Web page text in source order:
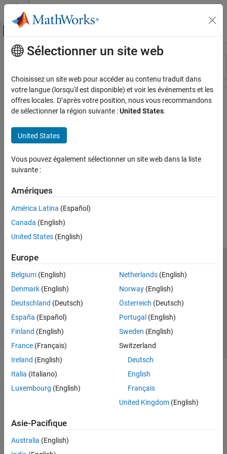
Passer au contenu
Activer/désactiver l'affichage du menu
Ressource
Contenu principal
Sélectionner un site web
Choisissez un site web pour accéder au contenu traduit dans
votre langue (lorsqu'il est disponible) et voir les événements et les
offres locales. D’après votre position, nous vous recommandons
de sélectionner la région suivante :United States.
United States
Vous pouvez également sélectionner un site web dans la liste
suivante :
Amériques
América Latina (Español)
Canada (English)
United States (English)
Europe
Belgium (English)
Denmark (English)
Deutschland (Deutsch)
España (Español)
Finland (English)
France (Français)
Ireland (English)
Italia (Italiano)
Luxembourg (English)
Netherlands(English)
Norway(English)
Österreich (Deutsch)
Portugal (English)
Sweden (English)
Switzerland
Deutsch
English
Français
United Kingdom(English)
Asie-Pacifique
Australia (English)
Lutte anti-piratage
Contacts locaux
© 1994-2026 The MathWorks, Inc.